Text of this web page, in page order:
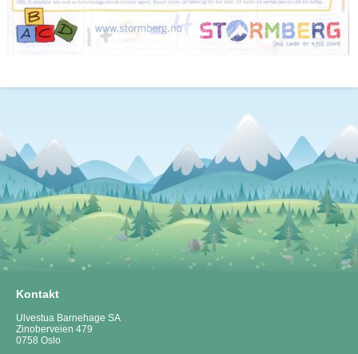
Kontakt
Ulvestua Barnehage SA
Zinoberveien 479
0758 Oslo